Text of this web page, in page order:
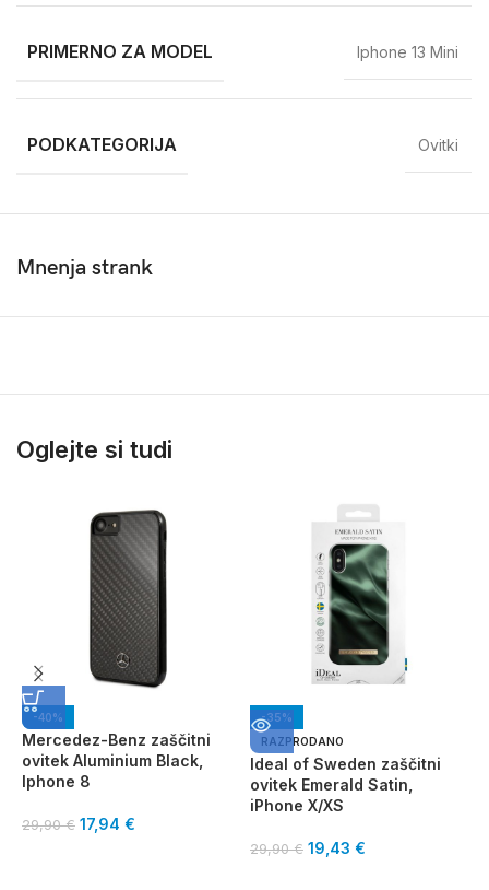
PRIMERNO ZA MODEL Iphone 13 Mini
PODKATEGORIJA Ovitki
Mnenja strank
Oglejte si tudi
-40%
Mercedez-Benz zaščitni
ovitek Aluminium Black,
Iphone 8
29,90€ 17,94 €
-35%
RAZPRODANO
Ideal of Sweden zaščitni
ovitek Emerald Satin,
iPhone X/XS
29,90€ 19,43 €